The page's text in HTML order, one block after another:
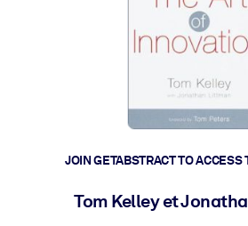
JOIN GETABSTRACT TO ACCESS
Tom Kelley et